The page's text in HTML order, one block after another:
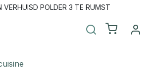
VERHUISD POLDER 3 TE RUMST